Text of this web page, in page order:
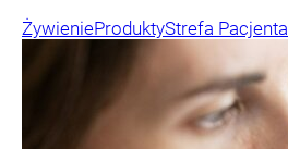
ŻywienieProduktyStrefa Pacjenta